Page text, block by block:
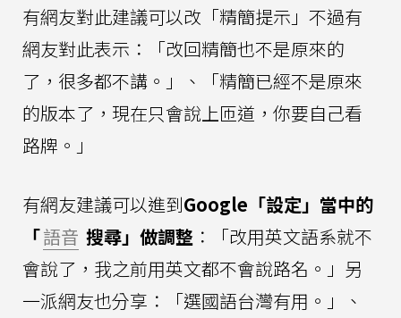
有網友對此建議可以改「精簡提示」不過有
網友對此表示：「改回精簡也不是原來的
了，很多都不講。」、「精簡已經不是原來
的版本了，現在只會說上匝道，你要自己看
路牌。」
有網友建議可以進到Google「設定」當中的
「語音 搜尋」做調整 ：「改用英文語系就不
會說了，我之前用英文都不會說路名。」另
一派網友也分享：「選國語台灣有用。」、